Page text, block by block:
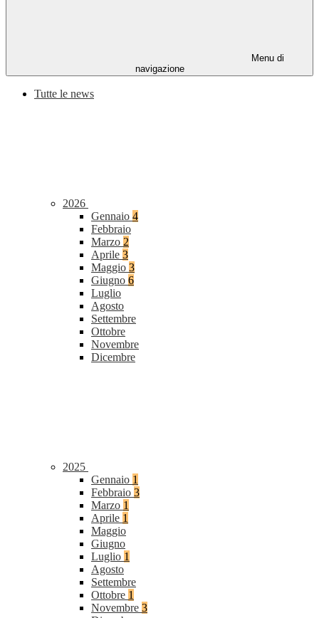
Menu di
navigazione
Tutte le news
2026
Gennaio 4
Febbraio
Marzo 2
Aprile 3
Maggio 3
Giugno 6
Luglio
Agosto
Settembre
Ottobre
Novembre
Dicembre
2025
Gennaio 1
Febbraio 3
Marzo 1
Aprile 1
Maggio
Giugno
Luglio 1
Agosto
Settembre
Ottobre 1
Novembre 3